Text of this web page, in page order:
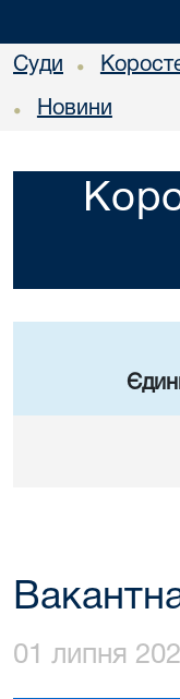
Суди •
• Новини
01 липня